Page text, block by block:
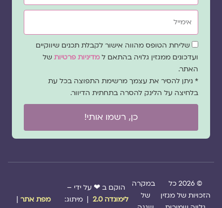
אימייל
שדה
הסכמה
שליחת הטופס מהווה אישור לקבלת תכנים שיווקיים
ועדכונים ממגזין גלויה בהתאם ל מדיניות פרטיותשל
האתר.
* ניתן להסיר את עצמך מרשימת התפוצה בכל עת
בלחיצה על הלינק להסרה בתחתית הדיוור.
כן, רשמו אותי!
© 2026 כל
הזכויות של מגזין
במקרה
של
הוקם ב ❤ על ידי –
לימונדה 2.0
| מיתוג:
מפת אתר|